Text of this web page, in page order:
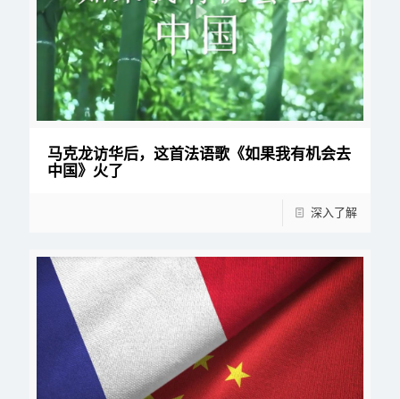
马克龙访华后，这首法语歌《如果我有机会去
中国》火了
深入了解